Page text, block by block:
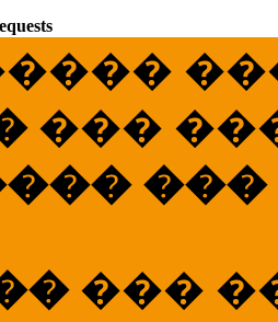
���
���
���